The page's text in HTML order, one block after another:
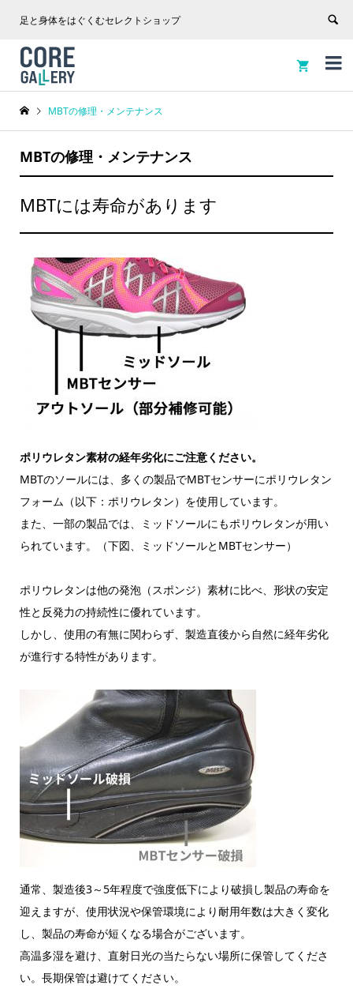
足と身体をはぐくむセレクトショップ


MBTの修理・メンテナンス
MBTの修理・メンテナンス
MBTには寿命があります
ポリウレタン素材の経年劣化にご注意ください。
MBTのソールには、多くの製品でMBTセンサーにポリウレタン
フォーム（以下：ポリウレタン）を使用しています。
また、一部の製品では、ミッドソールにもポリウレタンが用い
られています。（下図、ミッドソールとMBTセンサー）
ポリウレタンは他の発泡（スポンジ）素材に比べ、形状の安定
性と反発力の持続性に優れています。
しかし、使用の有無に関わらず、製造直後から自然に経年劣化
が進行する特性があります。
通常、製造後3～5年程度で強度低下により破損し製品の寿命を
迎えますが、使用状況や保管環境により耐用年数は大きく変化
し、製品の寿命が短くなる場合がございます。
高温多湿を避け、直射日光の当たらない場所に保管してくださ
い。長期保管は避けてください。